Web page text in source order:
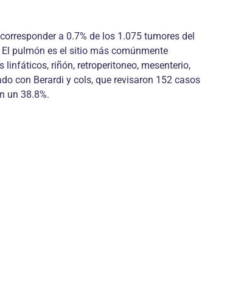
a 0.7% de los 1.075 tumores del
pulmón es el sitio más comúnmente
linfáticos, riñón, retroperitoneo, mesenterio,
con Berardi y cols, que revisaron 152 casos
un 38.8%.